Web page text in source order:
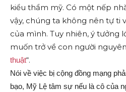
kiểu thẩm mỹ. Có một nếp
vậy, chúng ta không nên tự ti
của mình. Tuy nhiên, ý tưởng
muốn trở về con người
thuật“.
Nói về việc bị cộng đồng mạng
bạo, Mỹ Lệ tâm sự nếu là cô của